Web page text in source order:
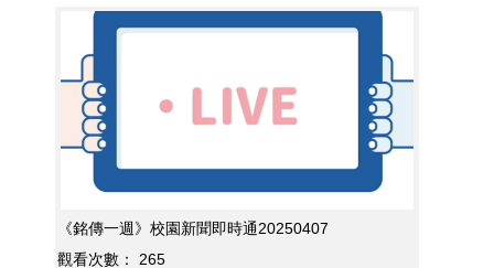
《銘傳一週》校園新聞即時通20250407
觀看次數：
265